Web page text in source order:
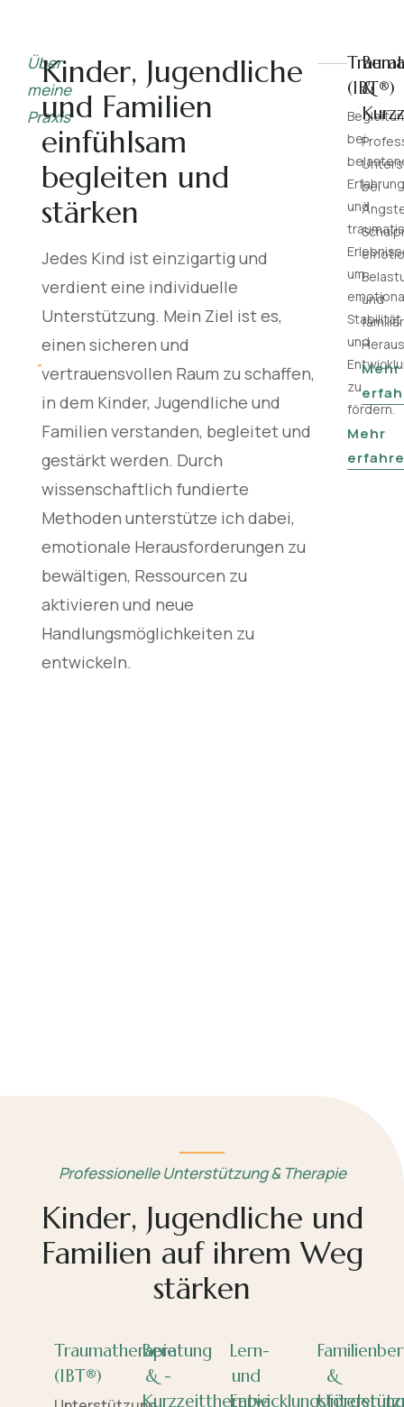
Über
meine
Praxis
Kinder, Jugendliche
und Familien
einfühlsam
begleiten und
stärken
Jedes Kind ist einzigartig und
verdient eine individuelle
Unterstützung. Mein Ziel ist es,
einen sicheren und
vertrauensvollen Raum zu schaffen,
in dem Kinder, Jugendliche und
Familien verstanden, begleitet und
gestärkt werden. Durch
wissenschaftlich fundierte
Methoden unterstütze ich dabei,
emotionale Herausforderungen zu
bewältigen, Ressourcen zu
aktivieren und neue
Handlungsmöglichkeiten zu
entwickeln.
(IBT®)
bei
und
um
Stabilität
und
zu
fördern.
Mehr
&
bei
und
Mehr
Professionelle Unterstützung & Therapie
Kinder, Jugendliche und
Familien auf ihrem Weg
stärken
Traumatherapie
(IBT®)
Beratung
& -
Kurzzeittherapie
Lern-
und
Entwicklungsförderung
&